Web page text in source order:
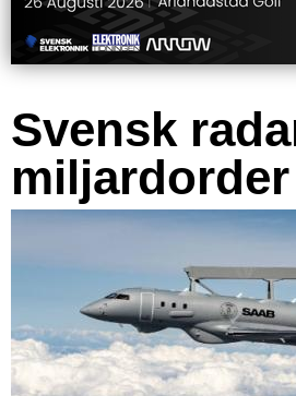
Svensk
miljardorder